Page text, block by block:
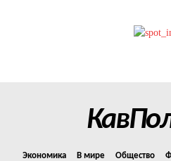
Экономика В мире Общество